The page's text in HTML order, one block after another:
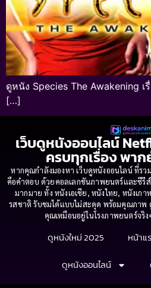
ดูหนัง Species The Awakening
[…]
เว็บดูหนังออนไลน์
ครบทุกเรื่อง พาก
หากคุณกำลังมองหา เว็บดูหนังออนไลน์ ที่ร
คือคำตอบ ด้วยคอลเลกชันภาพยนตร์และซีรี
มากมาย ทั้ง หนังเอเชีย, หนังไทย, หนังเก
รสชาติ รับชมได้แบบไม่สะดุด พร้อมคุณภาพ
คุณเหมือนอยู่ในโรงภาพยนตร์จริ
ดูหนังใหม่ 2025 หน้าแ
ดูหนังออนไลน์